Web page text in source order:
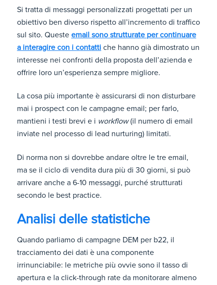
Si tratta di messaggi personalizzati progettati per un
obiettivo ben diverso rispetto all’incremento di traffico
sul sito. Queste email sono strutturate per continuare
a interagire con i contatti che hanno già dimostrato un
interesse nei confronti della proposta dell’azienda e
offrire loro un’esperienza sempre migliore.
La cosa più importante è assicurarsi di non disturbare
mai i prospect con le campagne email; per farlo,
mantieni i testi brevi e i workflow(il numero di email
inviate nel processo di lead nurturing) limitati.
Di norma non si dovrebbe andare oltre le tre email,
ma se il ciclo di vendita dura più di 30 giorni, si può
arrivare anche a 6-10 messaggi, purché strutturati
secondo le best practice.
Analisi delle statistiche
Quando parliamo di campagne DEM per b22, il
tracciamento dei dati è una componente
irrinunciabile: le metriche più ovvie sono il tasso di
apertura e la click-through rate da monitorare almeno